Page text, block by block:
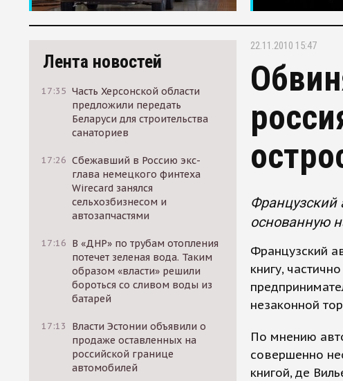
Лента новостей
17:35 Часть Херсонской области
предложили передать
Беларуси для строительства
санаториев
17:26 Сбежавший в Россию экс-
глава немецкого финтеха
Wirecard занялся
сельхозбизнесом и
автозапчастями
17:16 В «ДНР» по трубам отопления
потечет зеленая вода. Таким
образом «власти» решили
бороться со сливом воды из
батарей
17:13
Власти Эстонии объявили о
продаже оставленных на
российской границе
автомобилей
22.11.2010 15:47
Французский
основанную
Французский
книгу,
незаконной
По мнению
совершенно
книгой, де